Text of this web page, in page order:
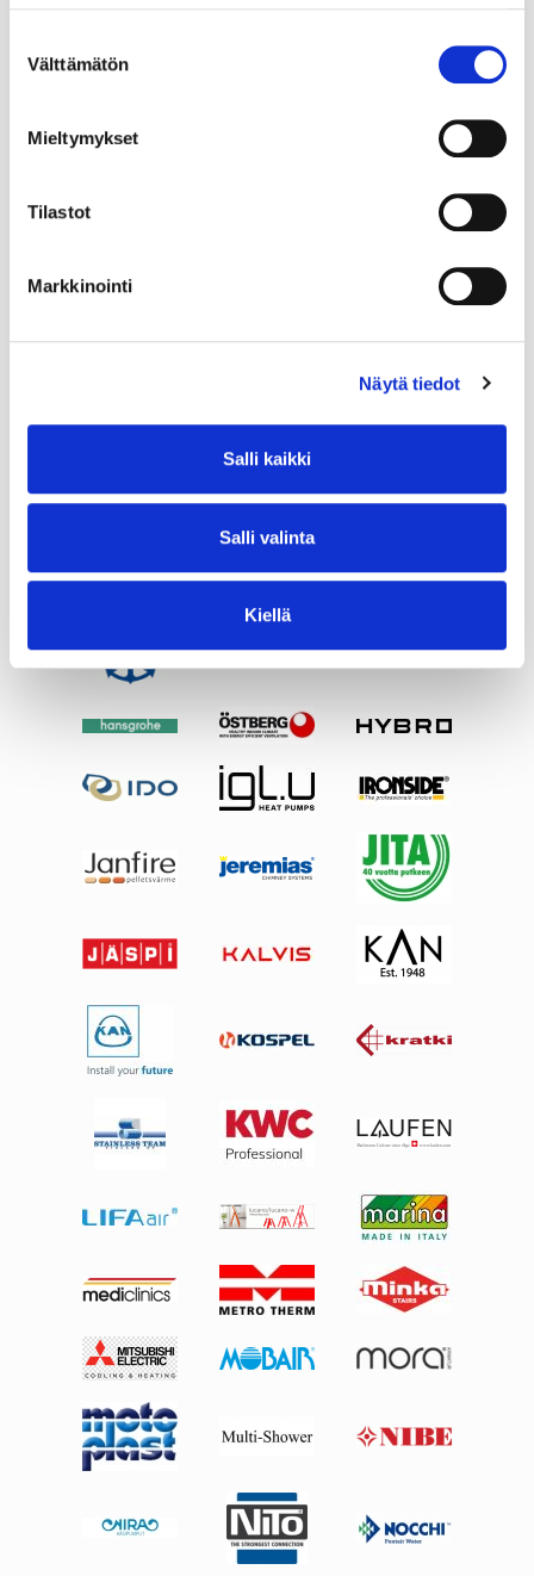
valinta
Välttämätön
Mieltymykset
Tilastot
Markkinointi
Näytä tiedot
Salli kaikki
Salli valinta
Kiellä